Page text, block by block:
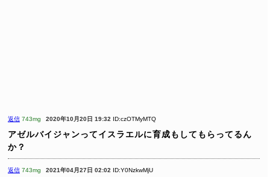
返信 743mg 2020年10月20日 19:32 ID:czOTMyMTQ
アゼルバイジャンってイスラエルに育成もしてもらってるん
か？
返信 743mg 2021年04月27日 02:02 ID:Y0NzkwMjU